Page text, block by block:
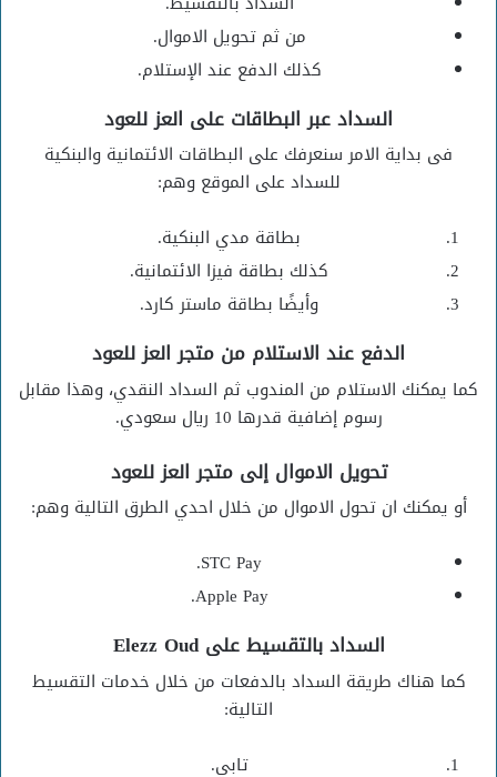
من ثم تحويل الاموال.
كذلك الدفع عند الإستلام.
السداد عبر البطاقات على العز للعود
فى بداية الامر سنعرفك على البطاقات الائتمانية والبنكية
للسداد على الموقع وهم:
بطاقة مدي البنكية.
كذلك بطاقة فيزا الائتمانية.
وأيضًا بطاقة ماستر كارد.
الدفع عند الاستلام من متجر العز للعود
كما يمكنك الاستلام من المندوب ثم السداد النقدي، وهذا مقابل
رسوم إضافية قدرها 10 ريال سعودي.
تحويل الاموال إلى متجر العز للعود
أو يمكنك ان تحول الاموال من خلال احدي الطرق التالية وهم:
STC Pay.
Apple Pay.
السداد بالتقسيط على Elezz Oud
كما هناك طريقة السداد بالدفعات من خلال خدمات التقسيط
التالية:
تابي.